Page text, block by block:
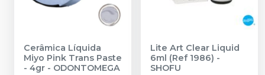
Cerâmica Líquida
Miyo Pink Trans Paste
- 4gr - ODONTOMEGA
Lite Art Clear Liquid
6ml (Ref 1986) -
SHOFU